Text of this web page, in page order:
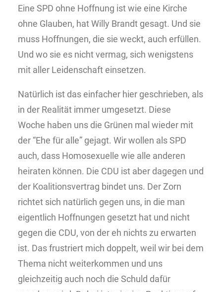
Eine SPD ohne Hoffnung ist wie eine Kirche
ohne Glauben, hat Willy Brandt gesagt. Und sie
muss Hoffnungen, die sie weckt, auch erfüllen.
Und wo sie es nicht vermag, sich wenigstens
mit aller Leidenschaft einsetzen.
Natürlich ist das einfacher hier geschrieben, als
in der Realität immer umgesetzt. Diese
Woche haben uns die Grünen mal wieder mit
der “Ehe für alle” gejagt. Wir wollen als SPD
auch, dass Homosexuelle wie alle anderen
heiraten können. Die CDU ist aber dagegen und
der Koalitionsvertrag bindet uns. Der Zorn
richtet sich natürlich gegen uns, in die man
eigentlich Hoffnungen gesetzt hat und nicht
gegen die CDU, von der eh nichts zu erwarten
ist. Das frustriert mich doppelt, weil wir bei dem
Thema nicht weiterkommen und uns
gleichzeitig auch noch die Schuld dafür